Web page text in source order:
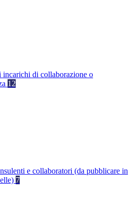
incarichi di collaborazione o
12
e collaboratori (da pubblicare in
7